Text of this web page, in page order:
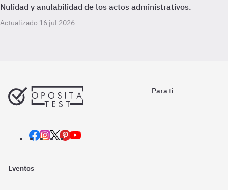
Nulidad y anulabilidad de los actos administrativos.
Actualizado 16 jul 2026
Para ti
Eventos